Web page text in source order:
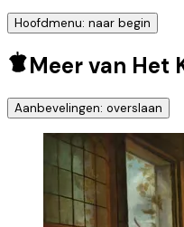
Hoofdmenu: naar begin
Meer van Het
Aanbevelingen: overslaan